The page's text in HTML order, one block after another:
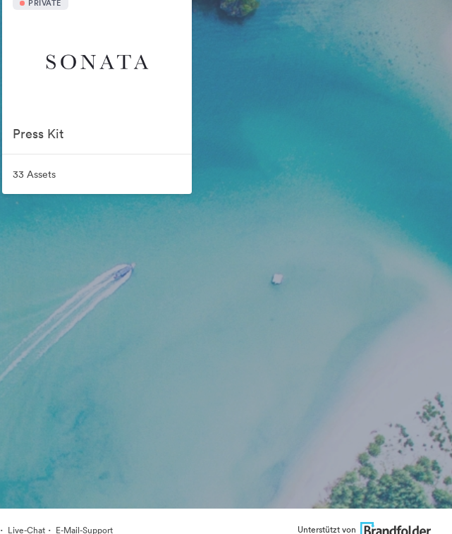
PRIVATE
Press Kit
33 Assets
· Live-Chat · E-Mail-Support Unterstützt von